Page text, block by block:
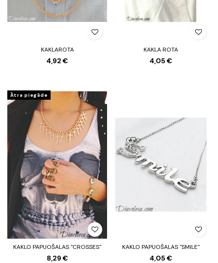
KAKLAROTA
4,92 €
KAKLA ROTA
4,05 €
Ātra piegāde
KAKLO PAPUOŠALAS "CROSSES"
8,29 €
KAKLO PAPUOŠALAS "SMILE"
4,05 €